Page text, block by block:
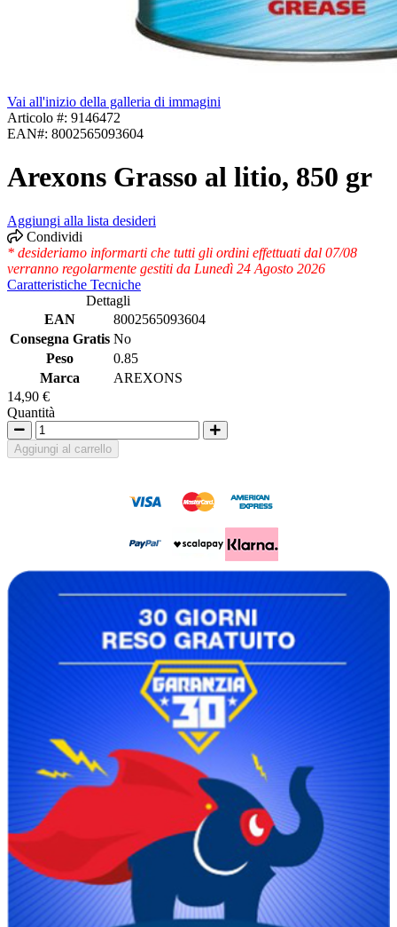
Vai all'inizio della galleria di immagini
Articolo #: 9146472
EAN#: 8002565093604
Arexons Grasso al litio, 850 gr
Aggiungi alla lista desideri
Condividi
* desideriamo informarti che tutti gli ordini effettuati dal 07/08
verranno regolarmente gestiti da Lunedì 24 Agosto 2026
Caratteristiche Tecniche
Dettagli
EAN
8002565093604
Consegna Gratis No
Peso
0.85
Marca
AREXONS
14,90 €
Quantità
Aggiungi al carrello